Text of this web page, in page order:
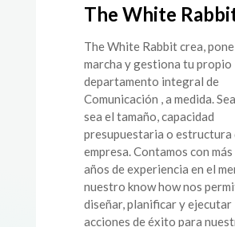
The White
The White Rabbit crea, pone
marcha y gestiona tu propio
departamento integral de
Comunicación , a medida.
sea el tamaño, capacidad
presupuestaria o estructura
empresa. Contamos con
años de experiencia en el
nuestro know how nos
diseñar, planificar y ejecutar
acciones de éxito para